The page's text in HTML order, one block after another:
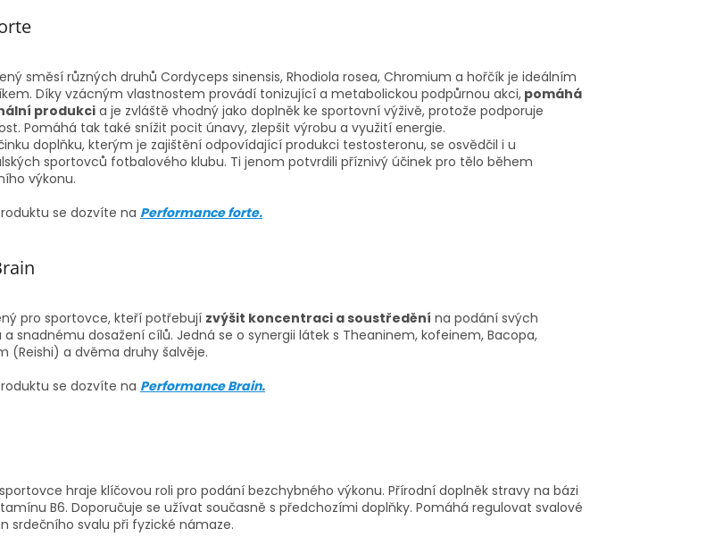
směsí různých druhů Cordyceps sinensis, Rhodiola rosea, Chromium a hořčík je ideálním
Díky vzácným vlastnostem provádí tonizující a metabolickou podpůrnou akci, pomáhá
produkci a je zvláště vhodný jako doplněk ke sportovní výživě, protože podporuje
Pomáhá tak také snížit pocit únavy, zlepšit výrobu a využití energie.
doplňku, kterým je zajištění odpovídající produkci testosteronu, se osvědčil i u
sportovců fotbalového klubu. Ti jenom potvrdili příznivý účinek pro tělo během
výkonu.
se dozvíte na Performance forte.
pro sportovce, kteří potřebují zvýšit koncentraci a soustředění na podání svých
snadnému dosažení cílů. Jedná se o synergii látek s Theaninem, kofeinem, Bacopa,
(Reishi) a dvěma druhy šalvěje.
se dozvíte na Performance Brain.
hraje klíčovou roli pro podání bezchybného výkonu. Přírodní doplněk stravy na bázi
B6. Doporučuje se užívat současně s předchozími doplňky. Pomáhá regulovat svalové
srdečního svalu při fyzické námaze.